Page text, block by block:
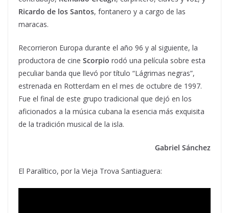
Ricardo de los Santos, fontanero y a cargo de las
maracas.
Recorrieron Europa durante el año 96 y al siguiente, la
productora de cine Scorpio rodó una película sobre esta
peculiar banda que llevó por título “Lágrimas negras”,
estrenada en Rotterdam en el mes de octubre de 1997.
Fue el final de este grupo tradicional que dejó en los
aficionados a la música cubana la esencia más exquisita
de la tradición musical de la isla.
Gabriel Sánchez
El Paralítico, por la Vieja Trova Santiaguera: